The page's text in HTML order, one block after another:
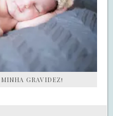
GRAVIDEZ!